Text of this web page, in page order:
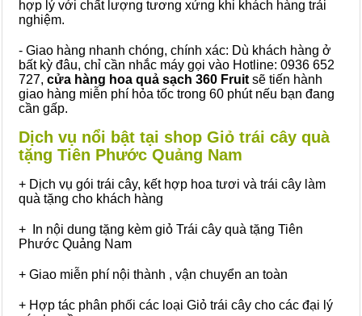
hợp lý với chất lượng tương xứng khi khách hàng trải
nghiệm.
- Giao hàng nhanh chóng, chính xác: Dù khách hàng ở
bất kỳ đâu, chỉ cần nhắc máy gọi vào Hotline: 0936 652
727, cửa hàng hoa quả sạch 360 Fruit sẽ tiến hành
giao hàng miễn phí hỏa tốc trong 60 phút nếu bạn đang
cần gấp.
Dịch vụ nổi bật tại shop Giỏ trái cây quà
tặng Tiên Phước Quảng Nam
+ Dịch vụ gói trái cây, kết hợp hoa tươi và trái cây làm
quà tặng cho khách hàng
+ In nội dung tặng kèm giỏ Trái cây quà tặng Tiên
Phước Quảng Nam
+ Giao miễn phí nội thành , vận chuyển an toàn
+ Hợp tác phân phối các loại Giỏ trái cây cho các đại lý